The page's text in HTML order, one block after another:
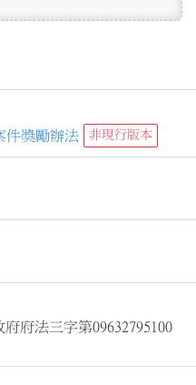
件獎勵辦法
非現行版本
府法三字第09632795100